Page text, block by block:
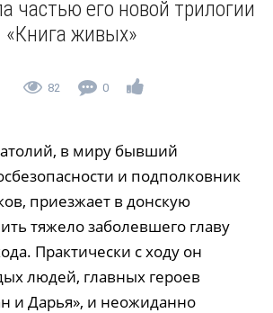
частью его новой трилогии
«Книга живых»
82 0
в миру бывший
и подполковник
приезжает в донскую
тяжело заболевшего главу
Практически с ходу он
людей, главных героев
и Дарья», и неожиданно